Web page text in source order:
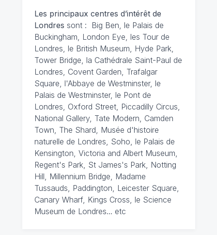
Les principaux centres d’intérêt de
Londres sont : Big Ben, le Palais de
Buckingham, London Eye, les Tour de
Londres, le British Museum, Hyde Park,
Tower Bridge, la Cathédrale Saint-Paul de
Londres, Covent Garden, Trafalgar
Square, l'Abbaye de Westminster, le
Palais de Westminster, le Pont de
Londres, Oxford Street, Piccadilly Circus,
National Gallery, Tate Modern, Camden
Town, The Shard, Musée d'histoire
naturelle de Londres, Soho, le Palais de
Kensington, Victoria and Albert Museum,
Regent's Park, St James's Park, Notting
Hill, Millennium Bridge, Madame
Tussauds, Paddington, Leicester Square,
Canary Wharf, Kings Cross, le Science
Museum de Londres... etc